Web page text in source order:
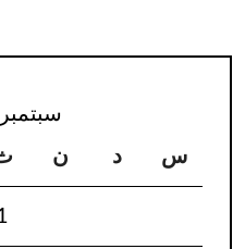
سبتمبر 2020
س
د ن